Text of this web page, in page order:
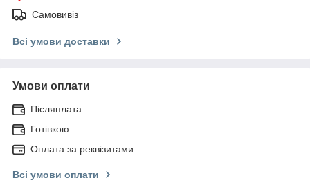
Самовивіз
Всі умови доставки
Умови оплати
Післяплата
Готівкою
Оплата за реквізитами
Всі умови оплати